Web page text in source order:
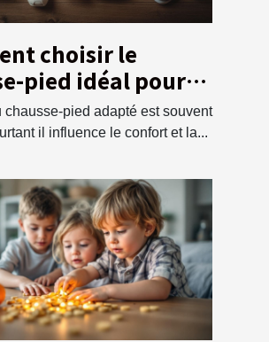
choisir le
pied idéal pour
type de chaussure
chausse-pied adapté est souvent
il influence le confort et la...